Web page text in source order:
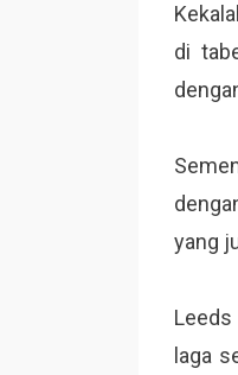
di
yang
laga